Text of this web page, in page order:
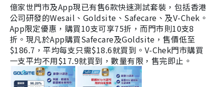
億家世門市及App現已有售6款快速測試套裝，包括香港
公司研發的Wesail、Goldsite、Safecare、及V-Chek。
App限定優惠，購買10支可享75折，而門市則10支8
折。現凡於App購買Safecare及Goldsite，售價低至
$186.7，平均每支只需$18.6就買到。V-Chek門市購買
一支平均不用$17.9就買到，數量有限，售完即止。